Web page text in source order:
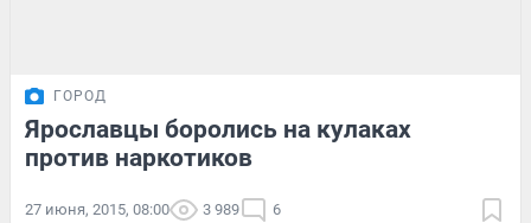
ГОРОД
Ярославцы боролись на кулаках
против наркотиков
27 июня, 2015, 08:00 3 989 6